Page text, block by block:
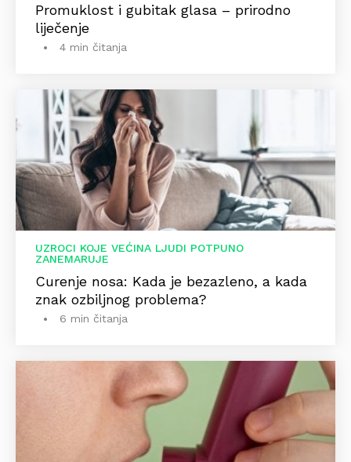
Promuklost i gubitak glasa – prirodno
liječenje
4 min čitanja
UZROCI KOJE VEĆINA LJUDI POTPUNO
ZANEMARUJE
Curenje nosa: Kada je bezazleno, a kada
znak ozbiljnog problema?
6 min čitanja